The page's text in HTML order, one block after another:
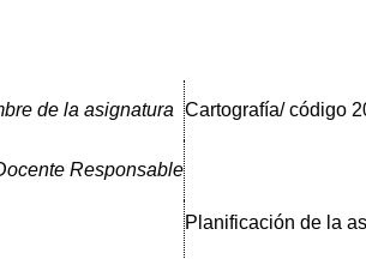
de la asignatura Cartografía/ código
Responsable
Planificación de la